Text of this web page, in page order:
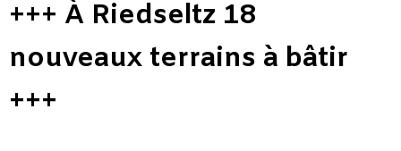
+++ À Riedseltz 18
nouveaux terrains à bâtir
+++